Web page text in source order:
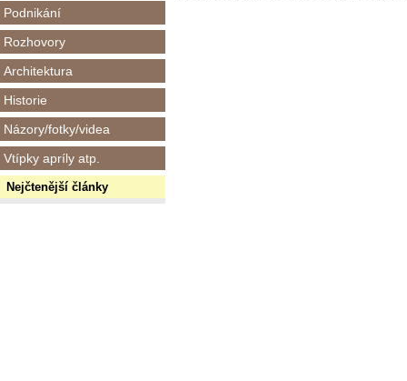
Podnikání
Rozhovory
Architektura
Historie
Názory/fotky/videa
Vtípky apríly atp.
Nejčtenější články